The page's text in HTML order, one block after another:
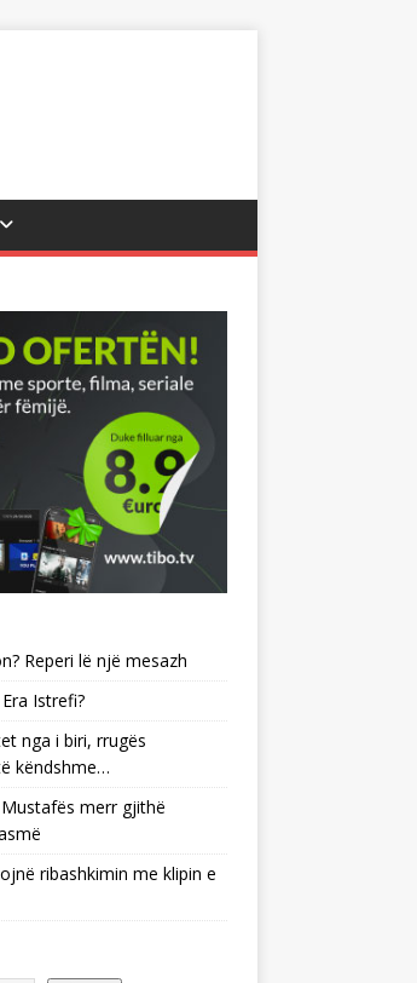
Reperi lë një mesazh
Istrefi?
nga i biri, rrugës
këndshme…
merr gjithë
ribashkimin me klipin e